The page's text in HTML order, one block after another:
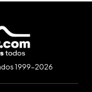
1999-2026